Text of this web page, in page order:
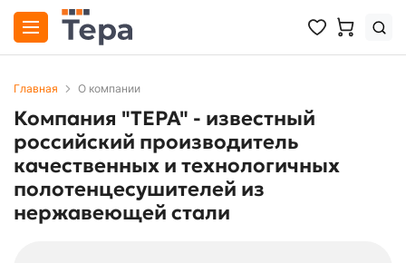
Главная О компании
Компания "ТЕРА" - известный
российский производитель
качественных и технологичных
полотенцесушителей из
нержавеющей стали